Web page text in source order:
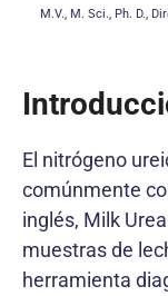
M.V., M. Sci., Ph. D.,
El nitrógeno
comúnmente
inglés, Milk
muestras de
herramienta